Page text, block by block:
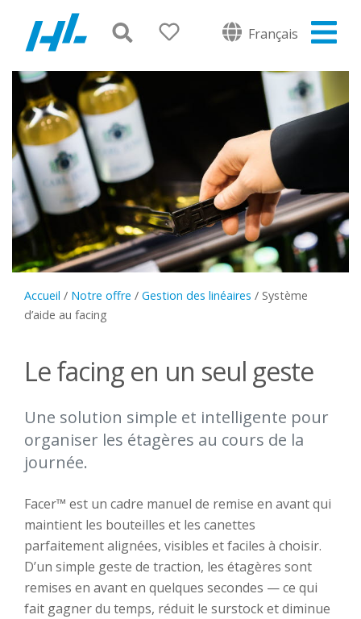
Français
Accueil / Notre offre / Gestion des linéaires / Système
d’aide au facing
Le facing en un seul geste
Une solution simple et intelligente pour
organiser les étagères au cours de la
journée.
Facer™ est un cadre manuel de remise en avant qui
maintient les bouteilles et les canettes
parfaitement alignées, visibles et faciles à choisir.
D’un simple geste de traction, les étagères sont
remises en avant en quelques secondes — ce qui
fait gagner du temps, réduit le surstock et diminue